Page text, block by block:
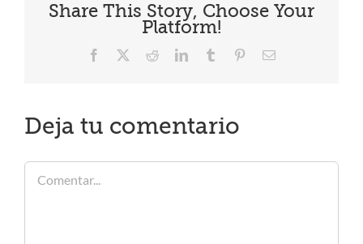
Share This Story, Choose Your
Platform!
Facebook RedditLinkedInTumblr PinterestCorreo
Deja tu comentario
Comentar